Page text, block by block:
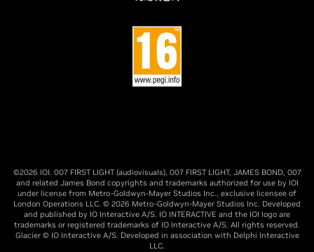
©2026 IOI. 007 FIRST LIGHT (audiovisuals), 007 FIRST LIGHT, JAMES BOND, 007
and related James Bond copyrights and trademarks authorized for use by IOI
under license from Metro-Goldwyn-Mayer Studios Inc., exclusive licensee of
London Operations LLC. © 2026 Metro-Goldwyn-Mayer Studios Inc. Developed
and published by IO Interactive A/S. IO INTERACTIVE and the IOI logo are
trademarks or registered trademarks of IO Interactive A/S. All rights reserved.
Glacier © IO Interactive A/S. Developed in association with Delphi Interactive
LLC.